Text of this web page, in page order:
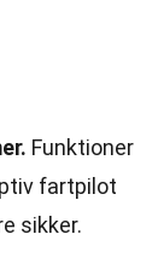
Funktioner
fartpilot
sikker.